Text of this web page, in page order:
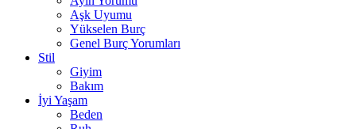
Aşk Uyumu
Yükselen Burç
Genel Burç Yorumları
Stil
Giyim
Bakım
İyi Yaşam
Beden